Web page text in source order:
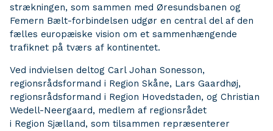
strækningen, som sammen med Øresundsbanen og
Femern Bælt-forbindelsen udgør en central del af den
fælles europæiske vision om et sammenhængende
trafiknet på tværs af kontinentet.
Ved indvielsen deltog Carl Johan Sonesson,
regionsrådsformand i Region Skåne, Lars Gaardhøj,
regionsrådsformand i Region Hovedstaden, og Christian
Wedell-Neergaard, medlem af regionsrådet
i Region Sjælland, som tilsammen repræsenterer